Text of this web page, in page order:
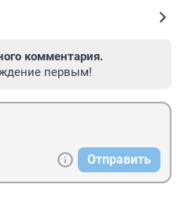
комментария.
первым!
Отправить